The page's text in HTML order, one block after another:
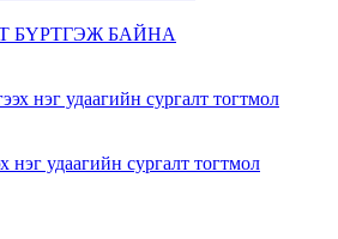
БҮРТГЭЖ БАЙНА
нэг удаагийн сургалт тогтмол